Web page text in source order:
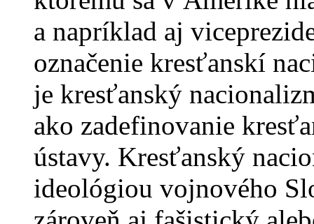
a napríklad aj
označenie kresťanskí
je kresťanský
ako zadefinovanie
ústavy. Kresťanský
ideológiou vojnového